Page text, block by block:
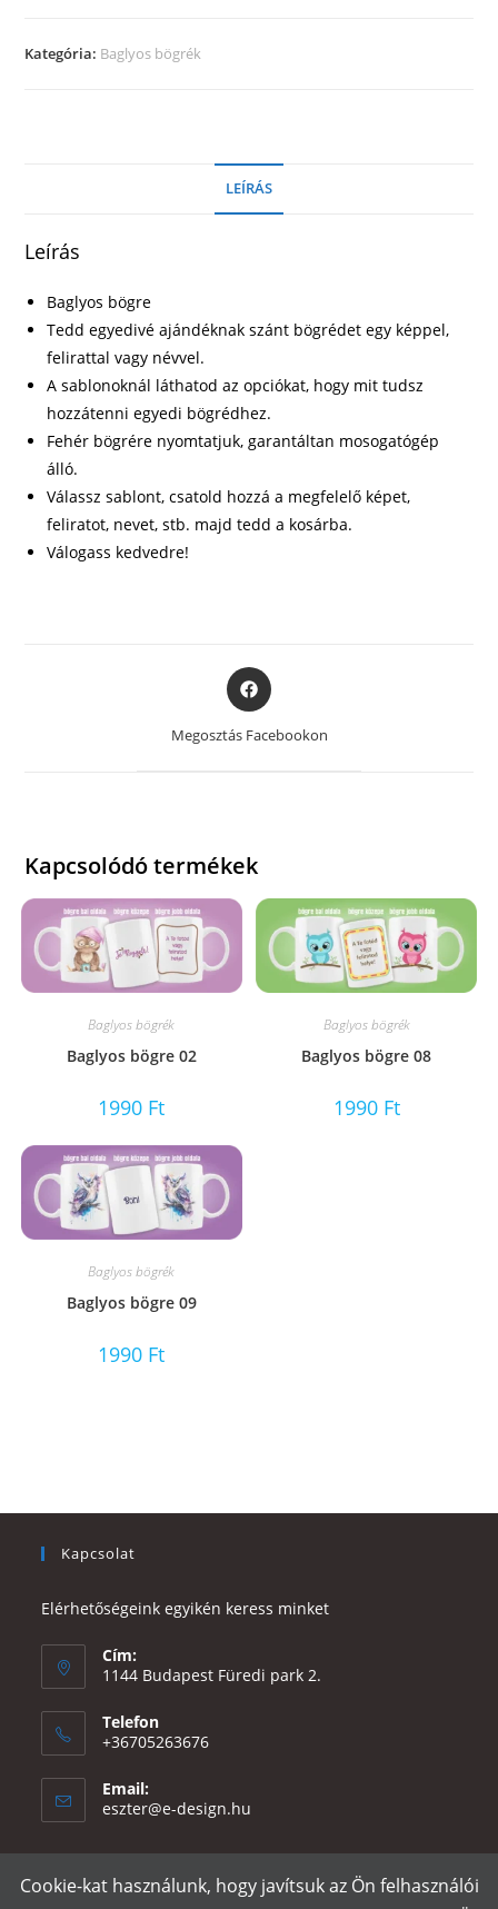
mennyiség
Kategória: Baglyos bögrék
LEÍRÁS
Leírás
Baglyos bögre
Tedd egyedivé ajándéknak szánt bögrédet egy képpel,
felirattal vagy névvel.
A sablonoknál láthatod az opciókat, hogy mit tudsz
hozzátenni egyedi bögrédhez.
Fehér bögrére nyomtatjuk, garantáltan mosogatógép
álló.
Válassz sablont, csatold hozzá a megfelelő képet,
feliratot, nevet, stb. majd tedd a kosárba.
Válogass kedvedre!
Opens
in
a
Megosztás Facebookon
Kapcsolódó termékek
Baglyos bögrék
Baglyos bögre 02
1990 Ft
Baglyos bögrék
Baglyos bögre 08
1990 Ft
Baglyos bögrék
Baglyos bögre 09
1990 Ft
Kapcsolat
Elérhetőségeink egyikén keress minket
Cím:
1144 Budapest Füredi park 2.
Telefon
+36705263676
Email:
eszter@e-design.hu
Cookie-kat használunk, hogy javítsuk az Ön felhasználói